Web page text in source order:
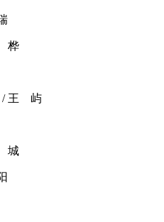
桦
/ 王 屿
城